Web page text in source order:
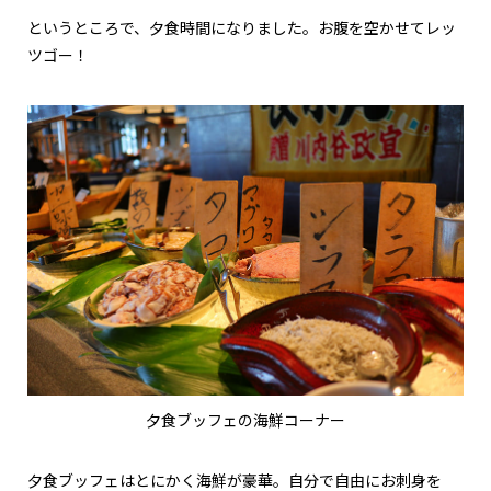
というところで、夕食時間になりました。お腹を空かせてレッ
ツゴー！
夕食ブッフェの海鮮コーナー
夕食ブッフェはとにかく海鮮が豪華。自分で自由にお刺身を